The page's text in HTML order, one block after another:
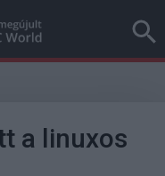
a linuxos